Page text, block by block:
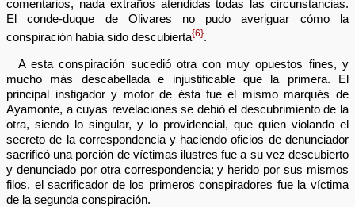
comentarios, nada extraños atendidas todas las circunstancias.
El conde-duque de Olivares no pudo averiguar cómo la
conspiración había sido descubierta{6}.
A esta conspiración sucedió otra con muy opuestos fines, y
mucho más descabellada e injustificable que la primera. El
principal instigador y motor de ésta fue el mismo marqués de
Ayamonte, a cuyas revelaciones se debió el descubrimiento de la
otra, siendo lo singular, y lo providencial, que quien violando el
secreto de la correspondencia y haciendo oficios de denunciador
sacrificó una porción de víctimas ilustres fue a su vez descubierto
y denunciado por otra correspondencia; y herido por sus mismos
filos, el sacrificador de los primeros conspiradores fue la víctima
de la segunda conspiración.